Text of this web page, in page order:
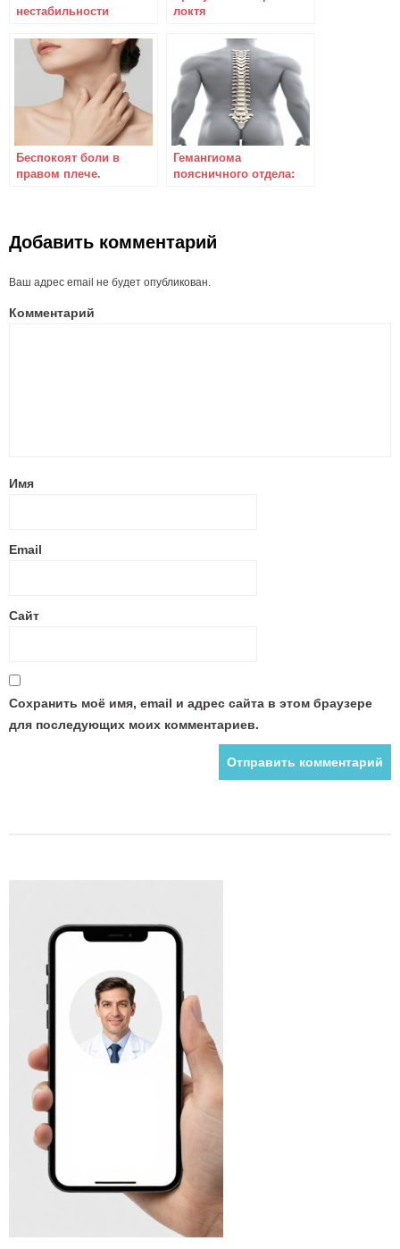
нестабильности
позвоночника
консервативным и
оперативным
методами
локтя
Беспокоят боли в
правом плече.
Гемангиома
поясничного отдела:
Добавить комментарий
Ваш адрес email не будет опубликован.
Комментарий
Имя
Email
Сайт
Сохранить моё имя, email и адрес сайта в этом браузере
для последующих моих комментариев.